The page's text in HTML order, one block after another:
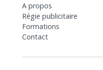
A propos
Régie publicitaire
Formations
Contact